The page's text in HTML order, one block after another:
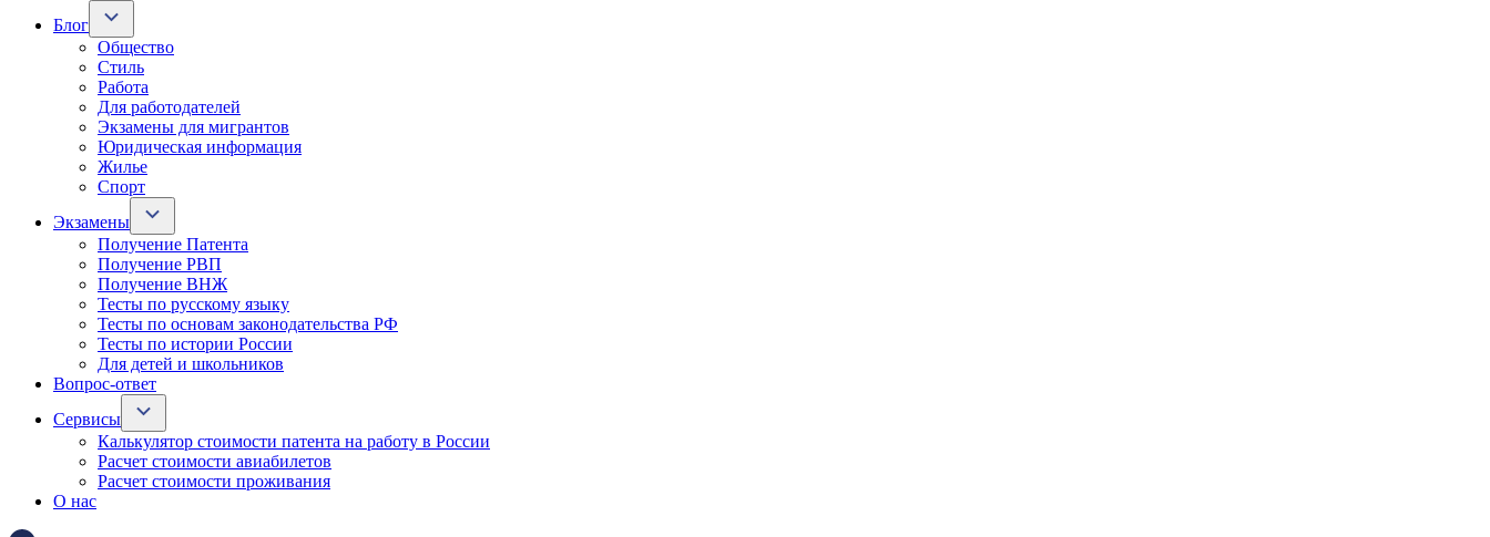
Блог
Общество
Стиль
Работа
Для работодателей
Экзамены для мигрантов
Юридическая информация
Жилье
Спорт
Экзамены
Получение Патента
Получение РВП
Получение ВНЖ
Тесты по русскому языку
Тесты по основам законодательства РФ
Тесты по истории России
Для детей и школьников
Вопрос-ответ
Сервисы
Калькулятор стоимости патента на работу в России
Расчет стоимости авиабилетов
Расчет стоимости проживания
О нас